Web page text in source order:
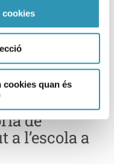
cookies
cookies quan és
de
a l’escola a